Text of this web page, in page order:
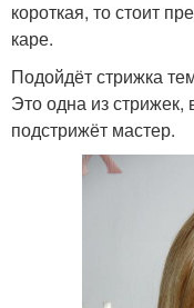
короткая, то стоит
каре.
Подойдёт стрижка
Это одна из стрижек,
подстрижёт мастер.